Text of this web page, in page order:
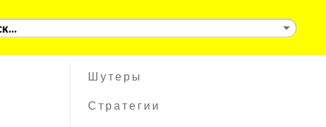
Шутеры
Стратегии